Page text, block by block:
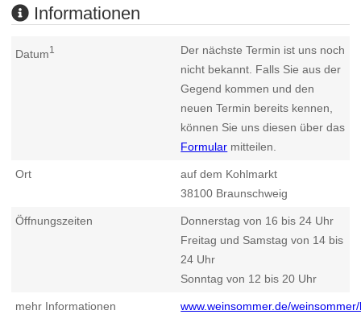
Informationen
Datum1
Der nächste Termin ist uns noch
nicht bekannt. Falls Sie aus der
Gegend kommen und den
neuen Termin bereits kennen,
können Sie uns diesen über das
Formular mitteilen.
Ort
auf dem Kohlmarkt
38100 Braunschweig
Öffnungszeiten
Donnerstag von 16 bis 24 Uhr
Freitag und Samstag von 14 bis
24 Uhr
Sonntag von 12 bis 20 Uhr
mehr Informationen www.weinsommer.de/